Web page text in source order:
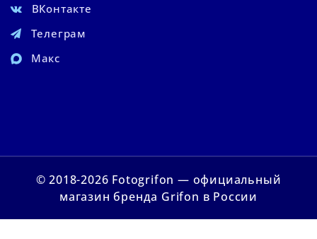
ВКонтакте
Телеграм
Макс
© 2018-2026 Fotogrifon — официальный
магазин бренда Grifon в России